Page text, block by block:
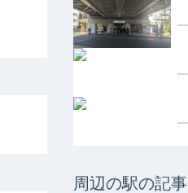
周辺の駅の記事